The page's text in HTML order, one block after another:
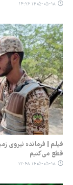
۱۴۰۵-۰۵-۱۸ ۱۴:۲۶
فیلم | فرمانده نیروی
قطع می‌کنیم
۱۴۰۵-۰۵-۱۸ ۱۳:۴۸